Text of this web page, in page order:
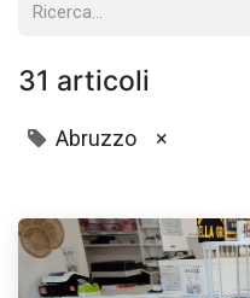
31 articoli
Abruzzo ×